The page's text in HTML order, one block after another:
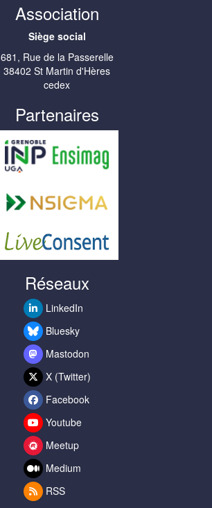
Association
Siège social
681, Rue de la Passerelle
38402 St Martin d'Hères
cedex
Partenaires
Réseaux
LinkedIn
Bluesky
Mastodon
X (Twitter)
Facebook
Youtube
Meetup
Medium
RSS